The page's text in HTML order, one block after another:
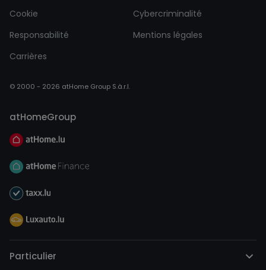
Cookie
Cybercriminalité
Responsabilité
Mentions légales
Carrières
© 2000 - 2026 atHome Group S.à.r.l.
atHomeGroup
Particulier